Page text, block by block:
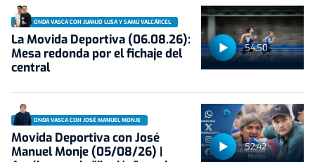
54:50
ONDA VASCA CON JUANJO LUSA Y SAMU VALCÁRCEL
La Movida Deportiva (06.08.26):
Mesa redonda por el fichaje del
central
52:42
ONDA VASCA CON JOSÉ MANUEL MONJE
Movida Deportiva con José
Manuel Monje (05/08/26) |